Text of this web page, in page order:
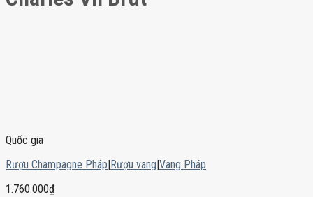
Quốc gia
Rượu Champagne Pháp|Rượu vang|Vang Pháp
1.760.000₫